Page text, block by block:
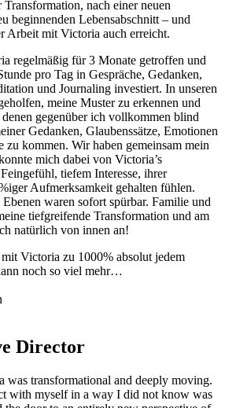
nach einer neuen
beginnenden Lebensabschnitt – und
Arbeit mit Victoria auch erreicht.
regelmäßig für 3 Monate getroffen und
pro Tag in Gespräche, Gedanken,
und Journaling investiert. In unseren
meine Muster zu erkennen und
gegenüber ich vollkommen blind
Gedanken, Glaubenssätze, Emotionen
zu kommen. Wir haben gemeinsam mein
mich dabei von Victoria’s
tiefem Interesse, ihrer
Aufmerksamkeit gehalten fühlen.
waren sofort spürbar. Familie und
tiefgreifende Transformation und am
natürlich von innen an!
Victoria zu 1000% absolut jedem
noch so viel mehr…
Director
transformational and deeply moving.
with myself in a way I did not know was